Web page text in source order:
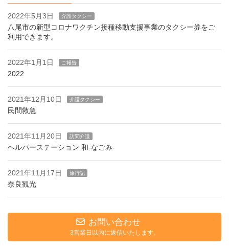
2022年5月3日 介護タクシー
八尾市の新型コロナワクチン接種移動支援事業のタクシー券をご
利用できます。
2022年1月1日 ご報告
2022
2021年12月10日 介護タクシー
民間救急
2021年11月20日 訪問介護
ヘルパーステーション 和-なごみ-
2021年11月17日 旅行記
奈良観光
お問い合わせ
3営業日以内に返信いたします。